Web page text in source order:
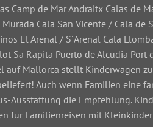
de Mar Andraitx Calas de
Cala San Vicente / Cala
El Arenal / S´Arenal Cala
Sa Rapita Puerto de Alcudia
auf Mallorca stellt Kinderwagen
Auch wenn Familien eine
Ausstattung die Empfehlung.
für Familienreisen mit